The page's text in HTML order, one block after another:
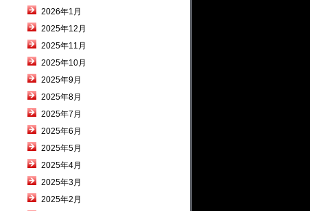
2026年1月
2025年12月
2025年11月
2025年10月
2025年9月
2025年8月
2025年7月
2025年6月
2025年5月
2025年4月
2025年3月
2025年2月